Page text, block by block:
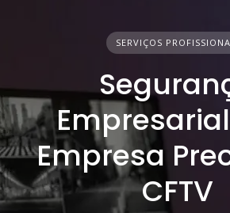
SERVIÇOS
Empresa
CFTV